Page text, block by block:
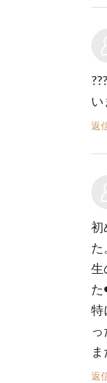
返
初
た
生
特
っ
返